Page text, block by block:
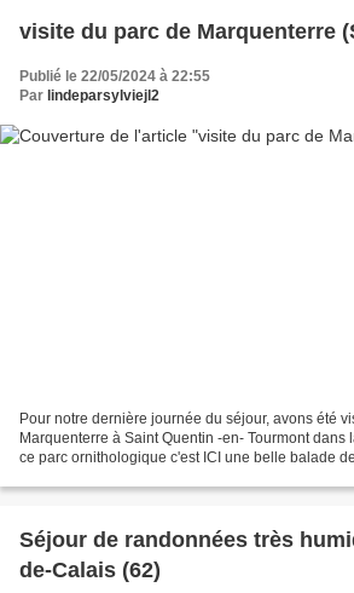
visite du parc de Marquenterre
Publié le 22/05/2024 à 22:55
Par lindeparsylviejl2
Pour notre dernière journée du séjour, avons été
Marquenterre à Saint Quentin -en- Tourmont dans
ce parc ornithologique c'est ICI une belle balade
Séjour de randonnées très
de-Calais (62)